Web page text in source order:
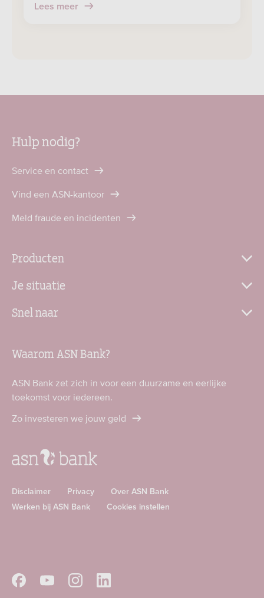
Lees meer
Hulp nodig?
Service en contact
Vind een ASN-kantoor
Meld fraude en incidenten
Producten
Je situatie
Snel naar
Waarom ASN Bank?
ASN Bank zet zich in voor een duurzame en eerlijke
toekomst voor iedereen.
Zo investeren we jouw geld
Disclaimer Privacy
Over ASN Bank
Werken bij ASN Bank
Cookies instellen
in
in
Volg
Volg
Volg